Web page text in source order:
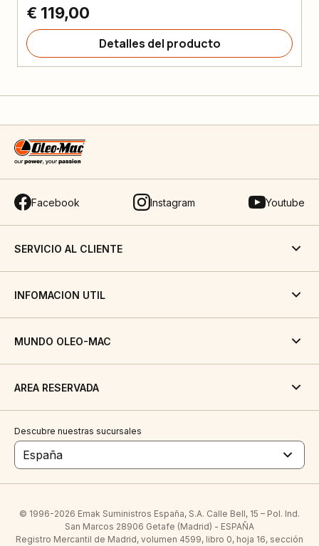
€ 119,00
Detalles del producto
Facebook Instagram Youtube
SERVICIO AL CLIENTE
INFOMACION UTIL
MUNDO OLEO-MAC
AREA RESERVADA
Descubre nuestras sucursales
España
© 1996-2026 Emak Suministros España, S.A. Calle Bell, 15 – Pol. Ind.
San Marcos 28906 Getafe (Madrid) - ESPAÑA
Registro Mercantil de Madrid, volumen 4599, libro 0, hoja 16, sección